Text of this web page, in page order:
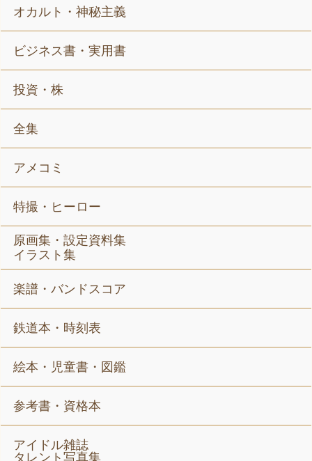
オカルト・神秘主義
ビジネス書・実用書
投資・株
全集
アメコミ
特撮・ヒーロー
原画集・設定資料集
イラスト集
楽譜・バンドスコア
鉄道本・時刻表
絵本・児童書・図鑑
参考書・資格本
アイドル雑誌
タレント写真集